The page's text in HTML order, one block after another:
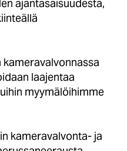
ajantasaisuudesta,
laajentaa
myymälöihimme
kameravalvonta- ja